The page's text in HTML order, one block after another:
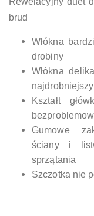
brud
Włókna
drobiny
Włókna
najdrobniejszy
Kształt
Gumowe
ściany i
sprzątania
Szczotka nie